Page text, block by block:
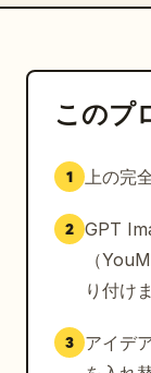
このプ
1 上の完
2 GPT
（
り付け
3
アイデ